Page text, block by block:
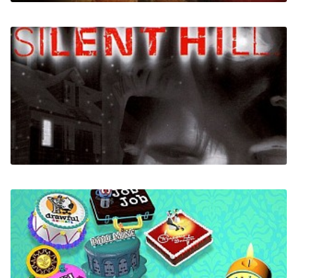
Sinister Turmoil: Sewers